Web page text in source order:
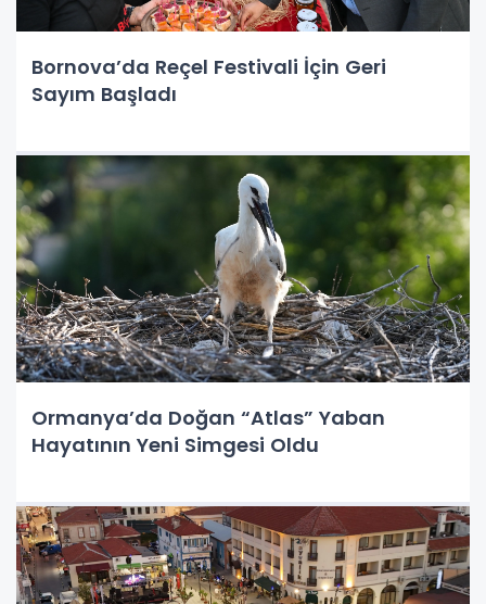
Bornova’da Reçel Festivali İçin Geri
Sayım Başladı
Ormanya’da Doğan “Atlas” Yaban
Hayatının Yeni Simgesi Oldu